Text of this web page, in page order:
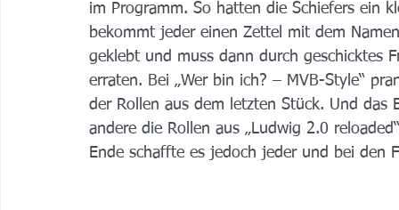
im Programm. So hatten die Schiefers ein
bekommt jeder einen Zettel mit dem
geklebt und muss dann durch geschicktes
erraten. Bei „Wer bin ich? – MVB-Style“
der Rollen aus dem letzten Stück. Und
andere die Rollen aus „Ludwig 2.0
Ende schaffte es jedoch jeder und bei den